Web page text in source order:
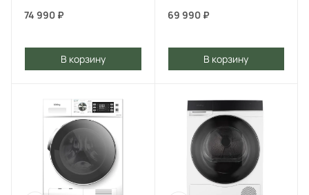
74 990 ₽
В корзину
69 990₽
В корзину